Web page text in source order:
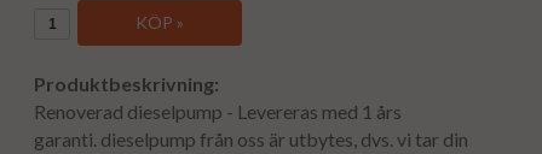
KÖP »
Produktbeskrivning:
Renoverad dieselpump - Levereras med 1 års
garanti. dieselpump från oss är utbytes, dvs. vi tar din